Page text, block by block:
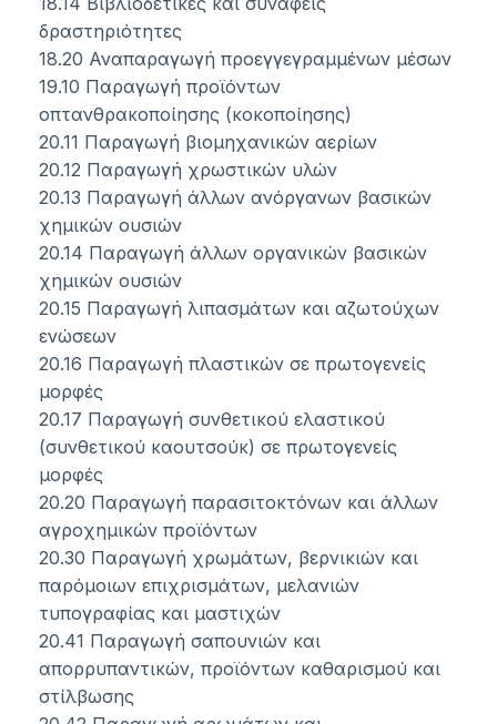
δραστηριότητες
18.20 Αναπαραγωγή προεγγεγραμμένων μέσων
19.10 Παραγωγή προϊόντων
οπτανθρακοποίησης (κοκοποίησης)
20.11 Παραγωγή βιομηχανικών αερίων
20.12 Παραγωγή χρωστικών υλών
20.13 Παραγωγή άλλων ανόργανων βασικών
χημικών ουσιών
20.14 Παραγωγή άλλων οργανικών βασικών
χημικών ουσιών
20.15 Παραγωγή λιπασμάτων και αζωτούχων
ενώσεων
20.16 Παραγωγή πλαστικών σε πρωτογενείς
μορφές
20.17 Παραγωγή συνθετικού ελαστικού
(συνθετικού καουτσούκ) σε πρωτογενείς
μορφές
20.20 Παραγωγή παρασιτοκτόνων και άλλων
αγροχημικών προϊόντων
20.30 Παραγωγή χρωμάτων, βερνικιών και
παρόμοιων επιχρισμάτων, μελανιών
τυπογραφίας και μαστιχών
20.41 Παραγωγή σαπουνιών και
απορρυπαντικών, προϊόντων καθαρισμού και
στίλβωσης